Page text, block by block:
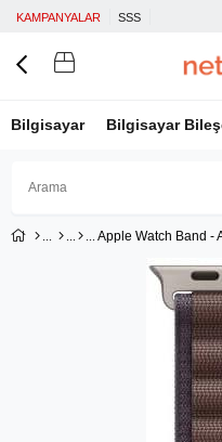
KAMPANYALAR SSS
Bilgisayar Bilgisayar
Üye Girişi